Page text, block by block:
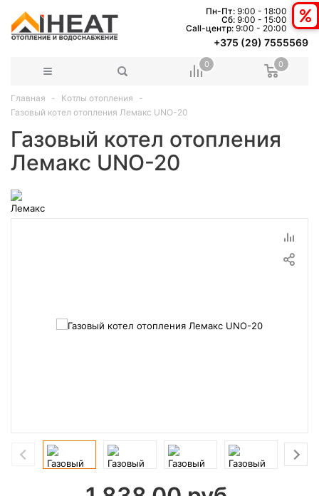
Пн-Пт: 9:00 - 18:00
Сб: 9:00 - 15:00
Сall-центр: 9:00 - 20:00
+375 (29) 7555569
0 0
Главная
Котлы отопления
Газовый котел отопления Лемакс UNO-20
Газовый котел отопления
Лемакс UNO-20